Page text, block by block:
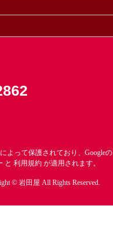
よって保護されており、Googleの
と利用規約 が適用されます。
©岩田屋 All Rights Reserved.